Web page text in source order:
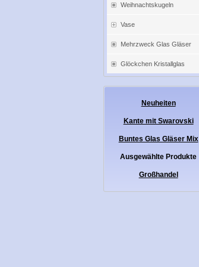
Weihnachtskugeln
Vase
Mehrzweck Glas Gläser
Glöckchen Kristallglas
Neuheiten
Kante mit Swarovski
Buntes Glas Gläser Mix
Ausgewählte Produkte
Großhandel